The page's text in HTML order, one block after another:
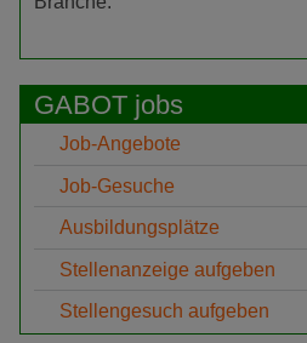
GABOT jobs
Job-Angebote
Job-Gesuche
Ausbildungsplätze
Stellenanzeige aufgeben
Stellengesuch aufgeben